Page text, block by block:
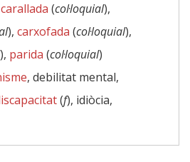
carallada (col·loquial),
), carxofada (col·loquial),
), parida (col·loquial)
, debilitat mental,
(f), idiòcia,